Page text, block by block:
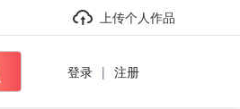
上传个人作品
登录 | 注册